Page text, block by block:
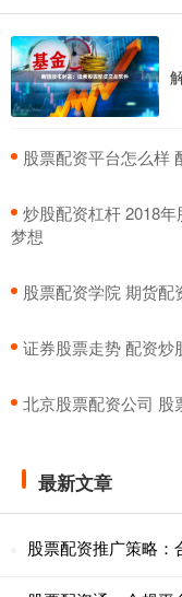
股票配资平台怎么样
炒股配资杠杆 2018
梦想
股票配资学院 期货
证券股票走势 配资炒
北京股票配资公司 股
最新文章
股票配资推广策略：